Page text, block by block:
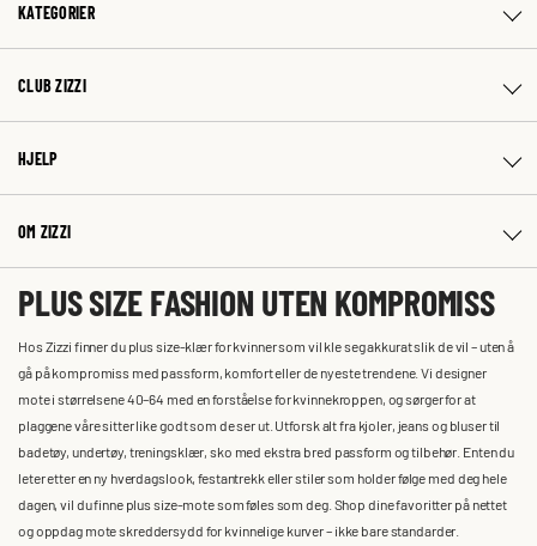
KATEGORIER
CLUB ZIZZI
HJELP
OM ZIZZI
PLUS SIZE FASHION UTEN KOMPROMISS
Hos Zizzi finner du plus size-klær for kvinner som vil kle seg akkurat slik de vil – uten å
gå på kompromiss med passform, komfort eller de nyeste trendene. Vi designer
mote i størrelsene 40–64 med en forståelse for kvinnekroppen, og sørger for at
plaggene våre sitter like godt som de ser ut. Utforsk alt fra kjoler, jeans og bluser til
badetøy, undertøy, treningsklær, sko med ekstra bred passform og tilbehør. Enten du
leter etter en ny hverdagslook, festantrekk eller stiler som holder følge med deg hele
dagen, vil du finne plus size-mote som føles som deg. Shop dine favoritter på nettet
og oppdag mote skreddersydd for kvinnelige kurver – ikke bare standarder.